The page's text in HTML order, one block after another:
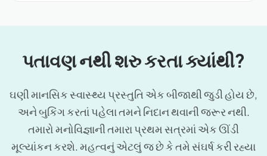
પતાવણ નથી શરુ કરતા ક્યાંથી?
ઘણી માનસિક સ્વાસ્થ્ય પ્રસ્તુતિ એક બીજાથી જુડી હોય છે,
અને બુકિંગ કરતાં પહેલા તમને નિદાન થવાની જરૂર નથી.
તમારો મનોવિજ્ઞાની તમારા પ્રથમ સત્રમાં એક ઊંડી
મૂલ્યાંકન કરશે. મહત્વનું એટલું જ છે કે તમે સંઘર્ષ કરી રહ્યા